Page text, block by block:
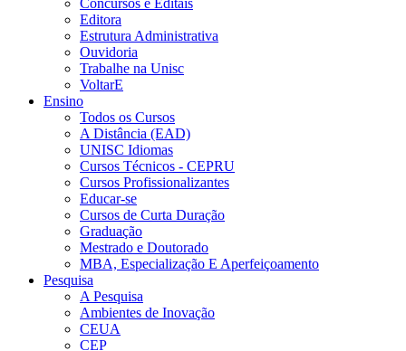
Concursos e Editais
Editora
Estrutura Administrativa
Ouvidoria
Trabalhe na Unisc
VoltarE
Ensino
Todos os Cursos
A Distância (EAD)
UNISC Idiomas
Cursos Técnicos - CEPRU
Cursos Profissionalizantes
Educar-se
Cursos de Curta Duração
Graduação
Mestrado e Doutorado
MBA, Especialização E Aperfeiçoamento
Pesquisa
A Pesquisa
Ambientes de Inovação
CEUA
CEP